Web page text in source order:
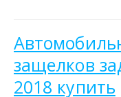
защелков
2018 купить